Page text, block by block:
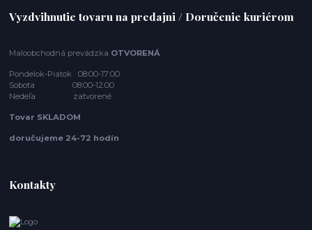
Vyzdvihnutie tovaru na predajni / Doručenie kuriérom
Maloobchodná prevádzka OTVORENÁ
Pondelok-Piatok 08:00-17:00
Sobota 08:00-12:00
Nedeľa zatvorené
Tovar SKLADOM
doručujeme 24-72 hodín
Kontakty